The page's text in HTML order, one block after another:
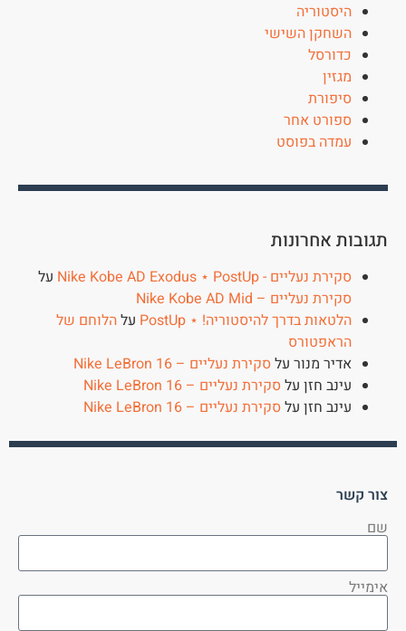
היסטוריה
השחקן השישי
כדורסל
מגזין
סיפורת
ספורט אחר
עמדה בפוסט
תגובות אחרונות
סקירת נעליים - Nike Kobe AD Exodus ⋆ PostUp
על
סקירת נעליים – Nike Kobe AD Mid
הלטאות בדרך להיסטוריה! ⋆ PostUp
עלהלוחם של
הראפטורס
אדיר מנור על סקירת נעליים – Nike LeBron 16
עינב חזן על סקירת נעליים – Nike LeBron 16
עינב חזן על סקירת נעליים – Nike LeBron 16
צור קשר
שם
אימייל